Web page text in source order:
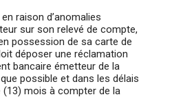
raison d’anomalies
sur son relevé de compte,
possession de sa carte de
déposer une réclamation
bancaire émetteur de la
possible et dans les délais
(13) mois à compter de la